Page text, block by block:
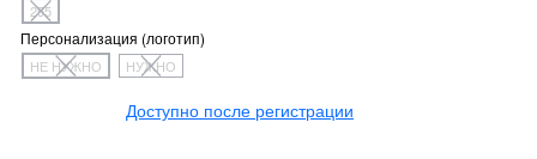
255
Персонализация (логотип)
НЕ НУЖНО НУЖНО
Доступно после регистрации